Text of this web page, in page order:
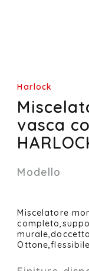
Harlock
vasca
Modello
Miscelatore
Ottone,flessibile